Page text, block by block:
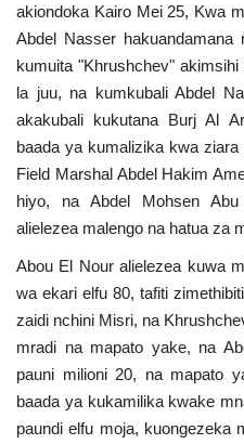
Waanzilishi
Raia wa ulimwengu mzima
Nyaraka
Nafasi
Washiriki
Video
Maonyesho
Wadhamini
akiondoka Kairo Mei 25, Kwa
Abdel Nasser
kumuita "Khrushchev"
la juu, na kumkubali Abdel
akakubali kukutana Burj Al
baada ya kumalizika kwa
Field Marshal Abdel Hakim
hiyo, na Abdel Mohsen
alielezea malengo na hatua za
Abou El Nour alielezea kuwa
wa ekari elfu 80, tafiti
zaidi nchini Misri, na
mradi na mapato yake, na
pauni milioni 20, na mapato
baada ya kukamilika kwake
paundi elfu moja, kuongezeka